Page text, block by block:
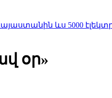
5000 էլեկտրոմոբիլի
օր»